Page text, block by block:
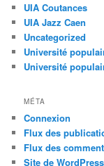
UIA Coutances
UIA Jazz Caen
Uncategorized
Université
Université
MÉTA
Connexion
Flux des
Flux des
Site de